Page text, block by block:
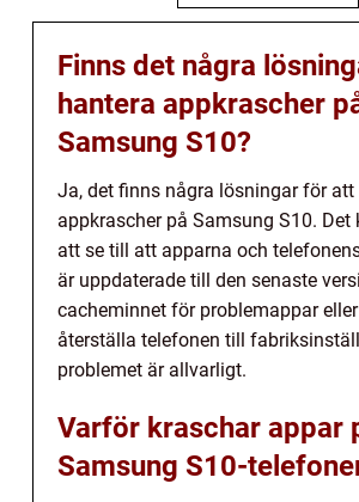
Finns det några
hantera appkrascher
Samsung S10?
Ja, det finns några lösningar för att
appkrascher på Samsung S10. Det
att se till att apparna och
är uppdaterade till den senaste
cacheminnet för problemappar eller
återställa telefonen till
problemet är allvarligt.
Varför kraschar appar
Samsung S10-